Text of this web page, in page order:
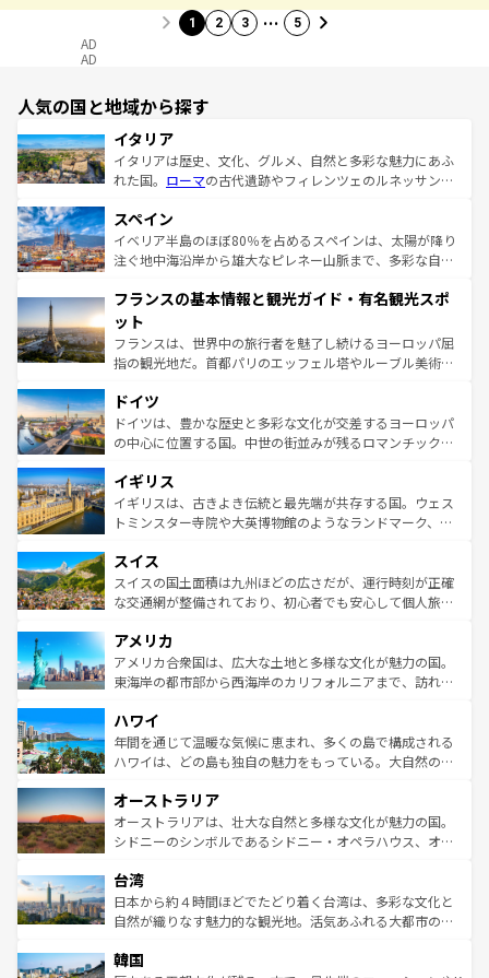
1 2 3 … 5
AD
AD
人気の国と地域から探す
イタリア
イタリアは歴史、文化、グルメ、自然と多彩な魅力にあふ
れた国。 ローマの古代遺跡やフィレンツェのルネッサンス
ろん、トスカーナの美しい田園風景やアマルフィ海岸の絶
景など、自然景観も見逃せない。観光の合間には、本場の
ピザやパスタなど、絶品のイタリア料理を堪能することも
ませてくれるイタリアで、忘れられない旅をしてみよう！
なお、新着のイタリア情報は
しい。
スペイン
イベリア半島のほぼ80％を占めるスペインは、太陽が降り
注ぐ地中海沿岸から雄大なピレネー山脈まで、多彩な自然
文化が根付くこの国では、情熱的なフラメンコ、熱気あふ
れる闘牛、そして美味しいタパスが生活の一部となってい
る。首都マドリードの洗練された雰囲気や、バルセロナの
アートに溢れた街角から、地方では古代ローマ遺跡や中世
せる。地方によって風土や気候が異なるスペインはその個
性で訪れる人を魅了する。 なお、新着のスペイン情報は コ
ンテンツ一覧を参照してほしい。
フランスの基本情報と観光ガイド・有名観光スポ
ット
フランスは、世界中の旅行者を魅了し続けるヨーロッパ屈
指の観光地だ。首都パリのエッフェル塔やルーブル美術館
で、幅広い魅力が詰まっている。華麗な宮殿、歴史的な大
聖堂、美しいビーチ、そして豊かな自然が、訪れる者を心
から魅了する。また、フランスは美食の国としても知ら
いる。シャンパンの発祥地であるランス、プロヴァンスの
香り高いラベンダー畑など、多彩な楽しみ方が可能だ。さ
らに、パリ以外の地域にも魅力が溢れており、どの街角に
れる地方に足を運ぶとそれぞれで全く異なる文化を体験で
きるだろう。 なお、新着のフランス情報はコンテンツ一覧
を参照してほしい。
ドイツ
ドイツは、豊かな歴史と多彩な文化が交差するヨーロッパ
の中心に位置する国。中世の街並みが残るロマンチック街
顔を持つこの国は、どこを歩いても飽きることがない。ベ
ルリンの文化的活気、バイエルン州のアルプスの絶景、そ
してライン川沿いのワイン畑といった風景は必見。ビール
は、お酒好きな人にはぜひ体験してほしい。 なお、新着の
ドイツ情報はコンテンツ一覧を参照してほしい。
イギリス
イギリスは、古きよき伝統と最先端が共存する国。ウェス
トミンスター寺院や大英博物館のようなランドマーク、歴
リアごとに異なる魅力がある。また、優雅なアフタヌーン
ティー、ビール好きにはたまらない英国パブ、サッカー観
戦など、本場だからこそできる体験も豊富。イギリスを旅
ンツ一覧を参照してほしい。
スイス
スイスの国土面積は九州ほどの広さだが、運行時刻が正確
な交通網が整備されており、初心者でも安心して個人旅行
の建物がそのまま残る町や、スイスならではのユニークな
博物館もあり、アルプス観光だけでなく町歩きも満喫する
ことができる。国民の所得が高いため物価も高いが、旅行
ば市内交通費無料で観光を楽しむこともできる。 なお、新
着のスイス情報はコンテンツ一覧 を参照してほしい。
アメリカ
アメリカ合衆国は、広大な土地と多様な文化が魅力の国。
東海岸の都市部から西海岸のカリフォルニアまで、訪れる
のような巨大都市は、観光、ショッピング、エンターテイ
ンメントが詰まった刺激的なスポットだ。一方、アメリカ
西部には大自然が広がり、グランドキャニオンやイエロー
部のニューオーリンズでは、音楽と美食が融合した独特の
文化が魅力。旅行者はアメリカの各地域で異なる魅力を楽
しみながら、その多様性と豊かな歴史を感じることができ
ならではの贅沢な旅のスタイルだ。 なお、新着のアメリカ
情報はコンテンツ一覧を参照してほしい。
ハワイ
年間を通じて温暖な気候に恵まれ、多くの島で構成される
ハワイは、どの島も独自の魅力をもっている。大自然の神
ワイ島は見逃せない。また、定番の観光地といえばオアフ
島だが、静かな自然を求めるならマウイ島やカウアイ島が
おすすめ。エメラルドグリーンに輝く海をはじめ、豊かな
れるおもてなしの心で訪れる人々を迎えてくれるハワイの
人々、おいしいローカルフードやハワイアンミュージッ
ク、伝統的なフラダンスなど、すべてがハワイの魅力を彩
ワイを、存分に味わってほしい。 なお、新着のハワイ情報
オーストラリア
オーストラリアは、壮大な自然と多様な文化が魅力の国。
シドニーのシンボルであるシドニー・オペラハウス、オー
リアリーフや大陸中央部にそびえるウルル（エアーズロッ
ク）、タスマニアの美しい原生林やケアンズの熱帯雨林な
ど、見どころがたくさん。また、カフェやワイン、オージ
いる。アクティビティも充実しており、サーフィンやダイ
台湾
日本から約４時間ほどでたどり着く台湾は、多彩な文化と
自然が織りなす魅力的な観光地。活気あふれる大都市の台
ン）、静ひつな山岳地帯である台湾東部など、都市の喧騒
韓国